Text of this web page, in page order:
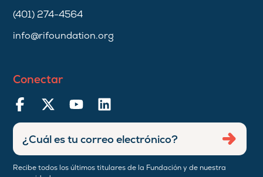
(401) 274-4564
info@rifoundation.org
Conectar
Recibe todos los últimos titulares de la Fundación y de nuestra
Ingresar
dirección
de
correo
Enviar